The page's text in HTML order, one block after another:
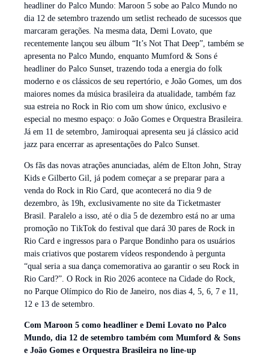
headliner do Palco Mundo: Maroon 5 sobe ao Palco Mundo no
dia 12 de setembro trazendo um setlist recheado de sucessos que
marcaram gerações. Na mesma data, Demi Lovato, que
recentemente lançou seu álbum “It’s Not That Deep”, também se
apresenta no Palco Mundo, enquanto Mumford & Sons é
headliner do Palco Sunset, trazendo toda a energia do folk
moderno e os clássicos de seu repertório, e João Gomes, um dos
maiores nomes da música brasileira da atualidade, também faz
sua estreia no Rock in Rio com um show único, exclusivo e
especial no mesmo espaço: o João Gomes e Orquestra Brasileira.
Já em 11 de setembro, Jamiroquai apresenta seu já clássico acid
jazz para encerrar as apresentações do Palco Sunset.
Os fãs das novas atrações anunciadas, além de Elton John, Stray
Kids e Gilberto Gil, já podem começar a se preparar para a
venda do Rock in Rio Card, que acontecerá no dia 9 de
dezembro, às 19h, exclusivamente no site da Ticketmaster
Brasil. Paralelo a isso, até o dia 5 de dezembro está no ar uma
promoção no TikTok do festival que dará 30 pares de Rock in
Rio Card e ingressos para o Parque Bondinho para os usuários
mais criativos que postarem vídeos respondendo à pergunta
“qual seria a sua dança comemorativa ao garantir o seu Rock in
Rio Card?”. O Rock in Rio 2026 acontece na Cidade do Rock,
no Parque Olímpico do Rio de Janeiro, nos dias 4, 5, 6, 7 e 11,
12 e 13 de setembro.
Com Maroon 5 como headliner e Demi Lovato no Palco
Mundo, dia 12 de setembro também com Mumford & Sons
e João Gomes e Orquestra Brasileira no line-up